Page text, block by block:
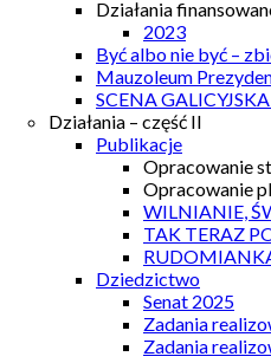
Działania
2023
Być albo nie być –
Mauzoleum
SCENA
Działania – część II
Publikacje
Opracowanie
Opracowanie
WILNIANIE,
TAK TERAZ
Dziedzictwo
Senat 2025
Zadania
Zadania